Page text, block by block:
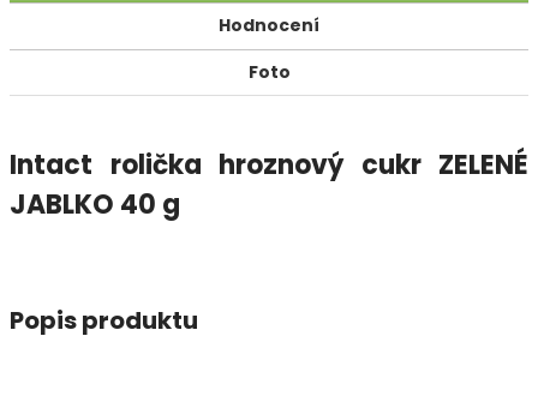
Hodnocení
Foto
Intact rolička hroznový cukr ZELENÉ
JABLKO 40 g
Popis produktu